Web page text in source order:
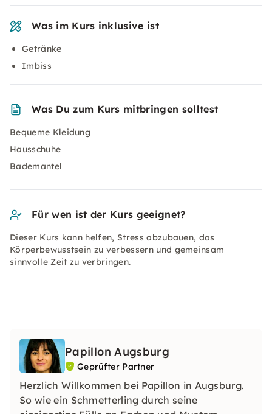
Was im Kurs inklusive ist
Getränke
Imbiss
Was Du zum Kurs mitbringen solltest
Bequeme Kleidung
Hausschuhe
Bademantel
Für wen ist der Kurs geeignet?
Dieser Kurs kann helfen, Stress abzubauen, das
Körperbewusstsein zu verbessern und gemeinsam
sinnvolle Zeit zu verbringen.
Papillon Augsburg
Geprüfter Partner
Herzlich Willkommen bei Papillon in Augsburg.
So wie ein Schmetterling durch seine